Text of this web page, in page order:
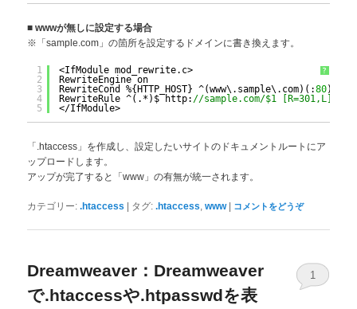
■wwwが無しに設定する場合
※「sample.com」の箇所を設定するドメインに書き換えます。
?
1
2
3
4
5
<IfModule mod_rewrite.c>
RewriteEngine on
RewriteCond %{HTTP_HOST} ^(www\.sample\.com)(:80)?
RewriteRule ^(.*)$ http: //sample.com/$1 [R=301,L]
</IfModule>
「.htaccess」を作成し、設定したいサイトのドキュメントルートにア
ップロードします。
アップが完了すると「www」の有無が統一されます。
カテゴリー: .htaccess | タグ: .htaccess ,www | コメントをどうぞ
Dreamweaver：Dreamweaver
で.htaccessや.htpasswdを表
1